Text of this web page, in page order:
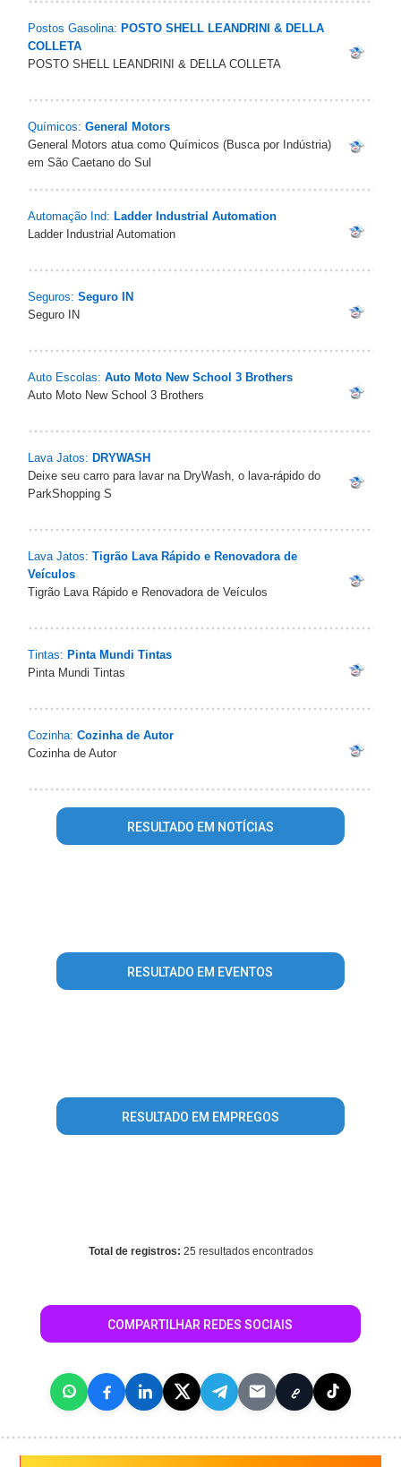
Postos Gasolina: POSTO SHELL LEANDRINI & DELLA
COLLETA
POSTO SHELL LEANDRINI & DELLA COLLETA
Químicos: General Motors
General Motors atua como Químicos (Busca por Indústria)
em São Caetano do Sul
Automação Ind: Ladder Industrial Automation
Ladder Industrial Automation
Seguros: Seguro IN
Seguro IN
Auto Escolas: Auto Moto New School 3 Brothers
Auto Moto New School 3 Brothers
Lava Jatos: DRYWASH
Deixe seu carro para lavar na DryWash, o lava-rápido do
ParkShopping S
Lava Jatos: Tigrão Lava Rápido e Renovadora de
Veículos
Tigrão Lava Rápido e Renovadora de Veículos
Tintas: Pinta Mundi Tintas
Pinta Mundi Tintas
Cozinha: Cozinha de Autor
Cozinha de Autor
RESULTADO EM NOTÍCIAS
RESULTADO EM EVENTOS
RESULTADO EM EMPREGOS
Total de registros: 25 resultados encontrados
COMPARTILHAR REDES SOCIAIS